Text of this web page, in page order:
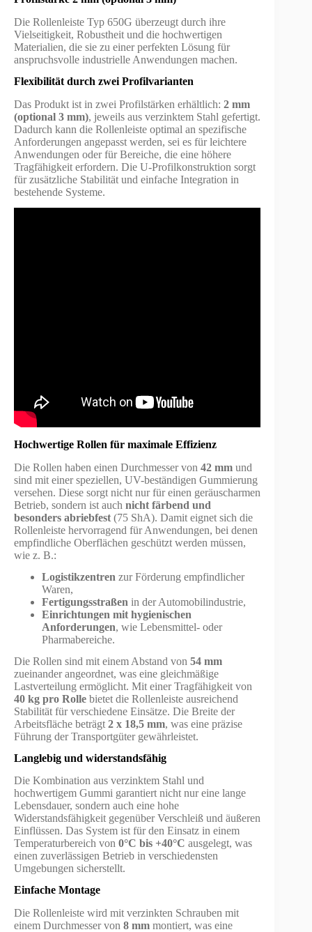
Die Rollenleiste Typ 650G überzeugt durch ihre
Vielseitigkeit, Robustheit und die hochwertigen
Materialien, die sie zu einer perfekten Lösung für
anspruchsvolle industrielle Anwendungen machen.
Flexibilität durch zwei Profilvarianten
Das Produkt ist in zwei Profilstärken erhältlich: 2 mm
(optional 3 mm), jeweils aus verzinktem Stahl gefertigt.
Dadurch kann die Rollenleiste optimal an spezifische
Anforderungen angepasst werden, sei es für leichtere
Anwendungen oder für Bereiche, die eine höhere
Tragfähigkeit erfordern. Die U-Profilkonstruktion sorgt
für zusätzliche Stabilität und einfache Integration in
bestehende Systeme.
Hochwertige Rollen für maximale Effizienz
Die Rollen haben einen Durchmesser von 42 mm und
sind mit einer speziellen, UV-beständigen Gummierung
versehen. Diese sorgt nicht nur für einen geräuscharmen
Betrieb, sondern ist auch nicht färbend und
besonders abriebfest (75 ShA). Damit eignet sich die
Rollenleiste hervorragend für Anwendungen, bei denen
empfindliche Oberflächen geschützt werden müssen,
wie z. B.:
Logistikzentren zur Förderung empfindlicher
Waren,
Fertigungsstraßen in der Automobilindustrie,
Einrichtungen mit hygienischen
Anforderungen, wie Lebensmittel- oder
Pharmabereiche.
Die Rollen sind mit einem Abstand von 54 mm
zueinander angeordnet, was eine gleichmäßige
Lastverteilung ermöglicht. Mit einer Tragfähigkeit von
40 kg pro Rolle bietet die Rollenleiste ausreichend
Stabilität für verschiedene Einsätze. Die Breite der
Arbeitsfläche beträgt 2 x 18,5 mm, was eine präzise
Führung der Transportgüter gewährleistet.
Langlebig und widerstandsfähig
Die Kombination aus verzinktem Stahl und
hochwertigem Gummi garantiert nicht nur eine lange
Lebensdauer, sondern auch eine hohe
Widerstandsfähigkeit gegenüber Verschleiß und äußeren
Einflüssen. Das System ist für den Einsatz in einem
Temperaturbereich von 0°C bis +40°C ausgelegt, was
einen zuverlässigen Betrieb in verschiedensten
Umgebungen sicherstellt.
Einfache Montage
Die Rollenleiste wird mit verzinkten Schrauben mit
einem Durchmesser von 8 mm montiert, was eine